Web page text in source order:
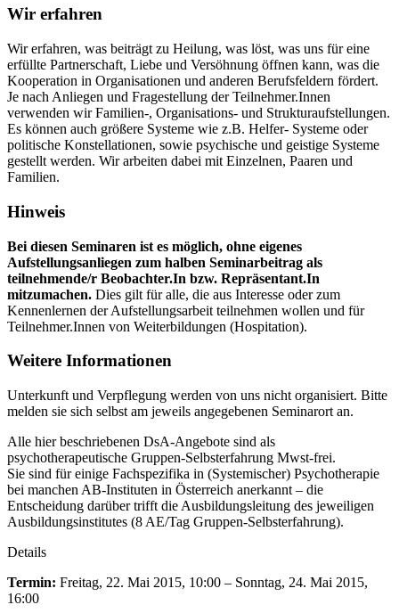
Wir erfahren
Wir erfahren, was beiträgt zu Heilung, was löst, was uns für eine
erfüllte Partnerschaft, Liebe und Versöhnung öffnen kann, was die
Kooperation in Organisationen und anderen Berufsfeldern fördert.
Je nach Anliegen und Fragestellung der Teilnehmer.Innen
verwenden wir Familien-, Organisations- und Strukturaufstellungen.
Es können auch größere Systeme wie z.B. Helfer- Systeme oder
politische Konstellationen, sowie psychische und geistige Systeme
gestellt werden. Wir arbeiten dabei mit Einzelnen, Paaren und
Familien.
Hinweis
Bei diesen Seminaren ist es möglich, ohne eigenes
Aufstellungsanliegen zum halben Seminarbeitrag als
teilnehmende/r Beobachter.In bzw. Repräsentant.In
mitzumachen. Dies gilt für alle, die aus Interesse oder zum
Kennenlernen der Aufstellungsarbeit teilnehmen wollen und für
Teilnehmer.Innen von Weiterbildungen (Hospitation).
Weitere Informationen
Unterkunft und Verpflegung werden von uns nicht organisiert. Bitte
melden sie sich selbst am jeweils angegebenen Seminarort an.
Alle hier beschriebenen DsA-Angebote sind als
psychotherapeutische Gruppen-Selbsterfahrung Mwst-frei.
Sie sind für einige Fachspezifika in (Systemischer) Psychotherapie
bei manchen AB-Instituten in Österreich anerkannt – die
Entscheidung darüber trifft die Ausbildungsleitung des jeweiligen
Ausbildungsinstitutes (8 AE/Tag Gruppen-Selbsterfahrung).
Details
Termin: Freitag, 22. Mai 2015, 10:00 – Sonntag, 24. Mai 2015,
16:00